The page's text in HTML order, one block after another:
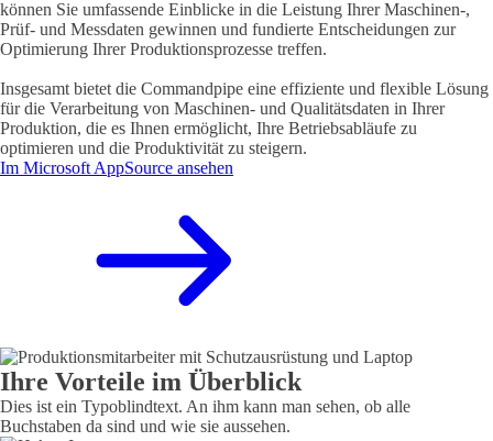
können Sie umfassende Einblicke in die Leistung Ihrer Maschinen-,
Prüf- und Messdaten gewinnen und fundierte Entscheidungen zur
Optimierung Ihrer Produktionsprozesse treffen.
Insgesamt bietet die Commandpipe eine effiziente und flexible Lösung
für die Verarbeitung von Maschinen- und Qualitätsdaten in Ihrer
Produktion, die es Ihnen ermöglicht, Ihre Betriebsabläufe zu
optimieren und die Produktivität zu steigern.
Im Microsoft AppSource ansehen
Ihre Vorteile im Überblick
Dies ist ein Typoblindtext. An ihm kann man sehen, ob alle
Buchstaben da sind und wie sie aussehen.